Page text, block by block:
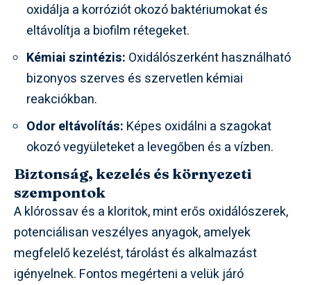
oxidálja a korróziót okozó baktériumokat és
eltávolítja a biofilm rétegeket.
Kémiai szintézis: Oxidálószerként használható
bizonyos szerves és szervetlen kémiai
reakciókban.
Odor eltávolítás: Képes oxidálni a szagokat
okozó vegyületeket a levegőben és a vízben.
Biztonság, kezelés és környezeti
szempontok
A klórossav és a kloritok, mint erős oxidálószerek,
potenciálisan veszélyes anyagok, amelyek
megfelelő kezelést, tárolást és alkalmazást
igényelnek. Fontos megérteni a velük járó